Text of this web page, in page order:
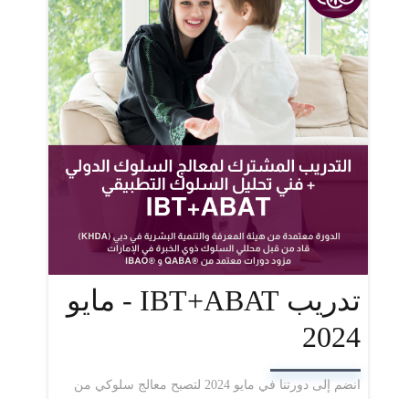
تدريب IBT+ABAT - مايو
2024
انضم إلى دورتنا في مايو 2024 لتصبح معالج سلوكي من